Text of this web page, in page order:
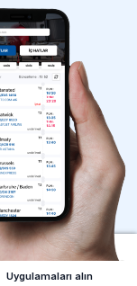
Uygulamaları alın